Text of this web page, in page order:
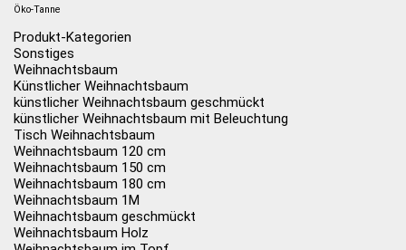
Öko-Tanne
Produkt-Kategorien
Sonstiges
Weihnachtsbaum
Künstlicher Weihnachtsbaum
künstlicher Weihnachtsbaum geschmückt
künstlicher Weihnachtsbaum mit Beleuchtung
Tisch Weihnachtsbaum
Weihnachtsbaum 120 cm
Weihnachtsbaum 150 cm
Weihnachtsbaum 180 cm
Weihnachtsbaum 1M
Weihnachtsbaum geschmückt
Weihnachtsbaum Holz